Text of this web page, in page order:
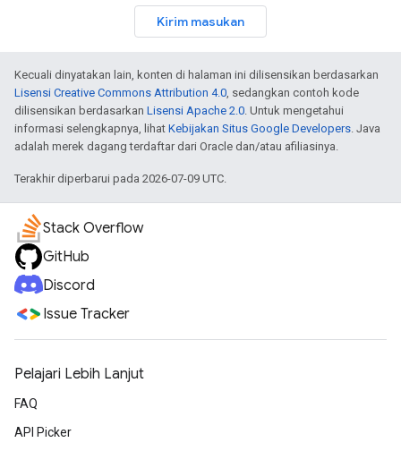
Kirim masukan
Kecuali dinyatakan lain, konten di halaman ini dilisensikan berdasarkan
Lisensi Creative Commons Attribution 4.0, sedangkan contoh kode
dilisensikan berdasarkan Lisensi Apache 2.0. Untuk mengetahui
informasi selengkapnya, lihat Kebijakan Situs Google Developers. Java
adalah merek dagang terdaftar dari Oracle dan/atau afiliasinya.
Terakhir diperbarui pada 2026-07-09 UTC.
Stack Overflow
GitHub
Discord
Issue Tracker
Pelajari Lebih Lanjut
FAQ
API Picker